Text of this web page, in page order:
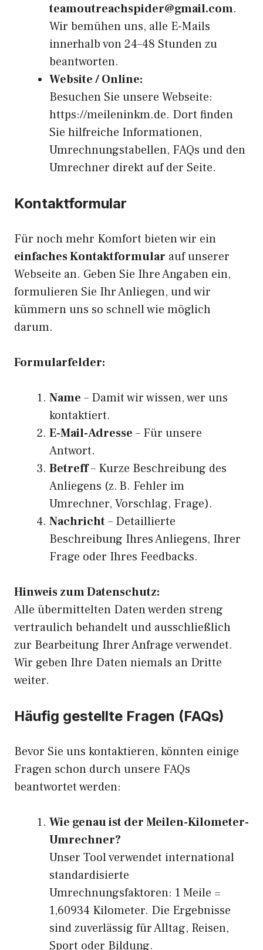
teamoutreachspider@gmail.com.
Wir bemühen uns, alle E-Mails
innerhalb von 24–48 Stunden zu
beantworten.
Website / Online:
Besuchen Sie unsere Webseite:
https://meileninkm.de. Dort finden
Sie hilfreiche Informationen,
Umrechnungstabellen, FAQs und den
Umrechner direkt auf der Seite.
Kontaktformular
Für noch mehr Komfort bieten wir ein
einfaches Kontaktformular auf unserer
Webseite an. Geben Sie Ihre Angaben ein,
formulieren Sie Ihr Anliegen, und wir
kümmern uns so schnell wie möglich
darum.
Formularfelder:
Name – Damit wir wissen, wer uns
kontaktiert.
E-Mail-Adresse – Für unsere
Antwort.
Betreff– Kurze Beschreibung des
Anliegens (z. B. Fehler im
Umrechner, Vorschlag, Frage).
Nachricht– Detaillierte
Beschreibung Ihres Anliegens, Ihrer
Frage oder Ihres Feedbacks.
Hinweis zum Datenschutz:
Alle übermittelten Daten werden streng
vertraulich behandelt und ausschließlich
zur Bearbeitung Ihrer Anfrage verwendet.
Wir geben Ihre Daten niemals an Dritte
weiter.
Häufig gestellte Fragen (FAQs)
Bevor Sie uns kontaktieren, könnten einige
Fragen schon durch unsere FAQs
beantwortet werden:
Wie genau ist der Meilen-Kilometer-
Umrechner?
Unser Tool verwendet international
standardisierte
Umrechnungsfaktoren: 1 Meile =
1,60934 Kilometer. Die Ergebnisse
sind zuverlässig für Alltag, Reisen,
Sport oder Bildung.